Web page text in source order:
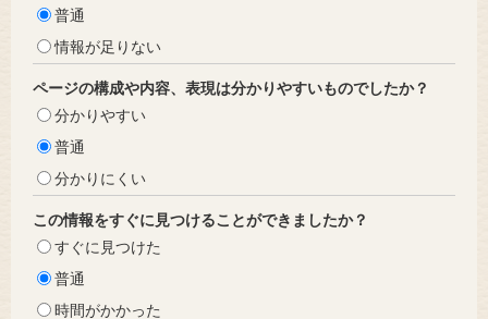
普通
情報が足りない
ページの構成や内容、表現は分かりやすいものでしたか？
分かりやすい
普通
分かりにくい
この情報をすぐに見つけることができましたか？
すぐに見つけた
普通
時間がかかった